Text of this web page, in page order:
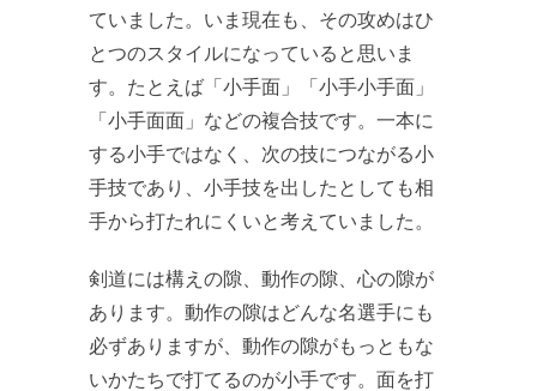
ていました。いま現在も、その攻めはひ
とつのスタイルになっていると思いま
す。たとえば「小手面」「小手小手面」
「小手面面」などの複合技です。一本に
する小手ではなく、次の技につながる小
手技であり、小手技を出したとしても相
手から打たれにくいと考えていました。
剣道には構えの隙、動作の隙、心の隙が
あります。動作の隙はどんな名選手にも
必ずありますが、動作の隙がもっともな
いかたちで打てるのが小手です。面を打